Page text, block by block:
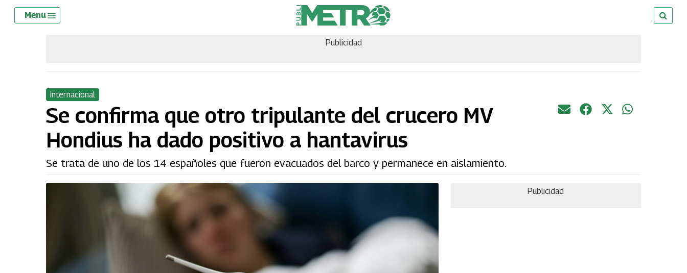
Skip
Menu
Publicidad
Internacional
Se confirma que otro tripulante del crucero MV
Hondius ha dado positivo a hantavirus
Se trata de uno de los 14 españoles que fueron evacuados del barco y permanece en aislamiento.
Publicidad
Menu